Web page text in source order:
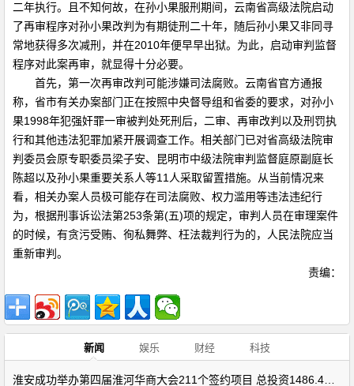
二年执行。且不知何故，在孙小果服刑期间，云南省高级法院启动
了再审程序对孙小果改判为有期徒刑二十年，随后孙小果又非同寻
常地获得多次减刑，并在2010年便早早出狱。为此，启动审判监督
程序对此案再审，就显得十分必要。
首先，第一次再审改判可能涉嫌司法腐败。云南省官方通报
称，省市有关办案部门正在按照中央督导组和省委的要求，对孙小
果1998年犯强奸罪一审被判处死刑后，二审、再审改判以及刑罚执
行和其他违法犯罪加紧开展调查工作。相关部门已对省高级法院审
判委员会原专职委员梁子安、昆明市中级法院审判监督庭原副庭长
陈超以及孙小果重要关系人等11人采取留置措施。从当前情况来
看，相关办案人员极可能存在司法腐败、权力滥用等违法违纪行
为，根据刑事诉讼法第253条第(五)项的规定，审判人员在审理案件
的时候，有贪污受贿、徇私舞弊、枉法裁判行为的，人民法院应当
重新审判。
责编：
新闻 娱乐 财经 科技